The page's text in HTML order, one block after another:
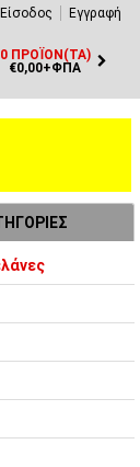
Είσοδος Εγγραφή
0 ΠΡΟΪΌΝ(ΤΑ)
€0,00+ΦΠΑ